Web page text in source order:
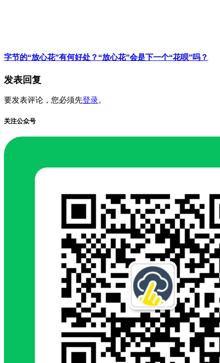
字节的“放心花”有何好处？“放心花”会是下一个“花呗”吗？
发表回复
要发表评论，您必须先登录。
关注公众号